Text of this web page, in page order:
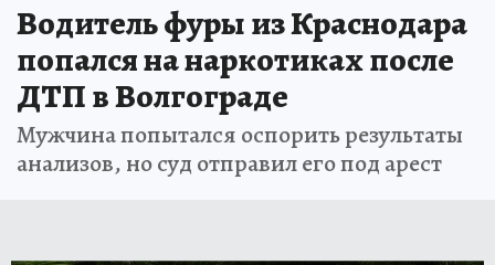
Водитель фуры из Краснодара
попался на наркотиках после
ДТП в Волгограде
Мужчина попытался оспорить результаты
анализов, но суд отправил его под арест